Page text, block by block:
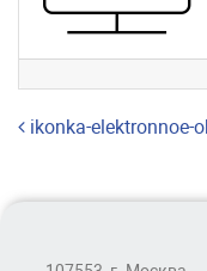
Навигация
ikonka-elektronnoe-